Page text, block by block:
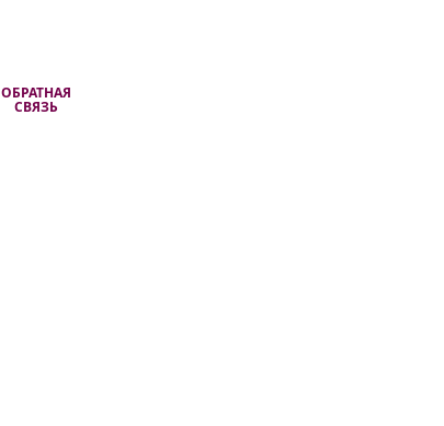
ОБРАТНАЯ
СВЯЗЬ